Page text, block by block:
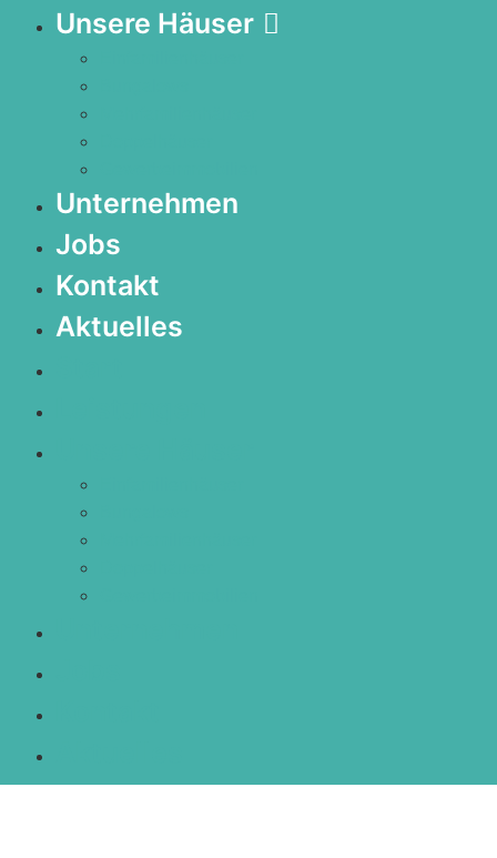
Unsere Häuser
Unternehmen
Jobs
Kontakt
Aktuelles